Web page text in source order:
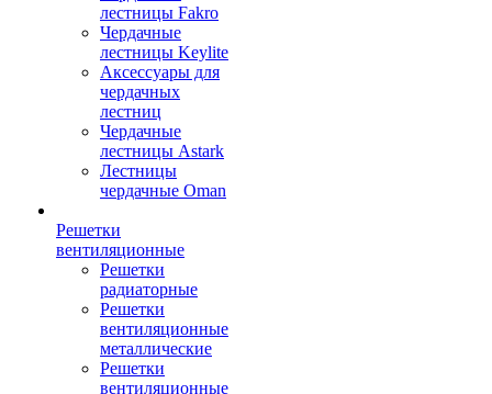
лестницы Fakro
Чердачные
лестницы Keylite
Аксессуары для
чердачных
лестниц
Чердачные
лестницы Astark
Лестницы
чердачные Oman
Решетки
вентиляционные
Решетки
радиаторные
Решетки
вентиляционные
металлические
Решетки
вентиляционные